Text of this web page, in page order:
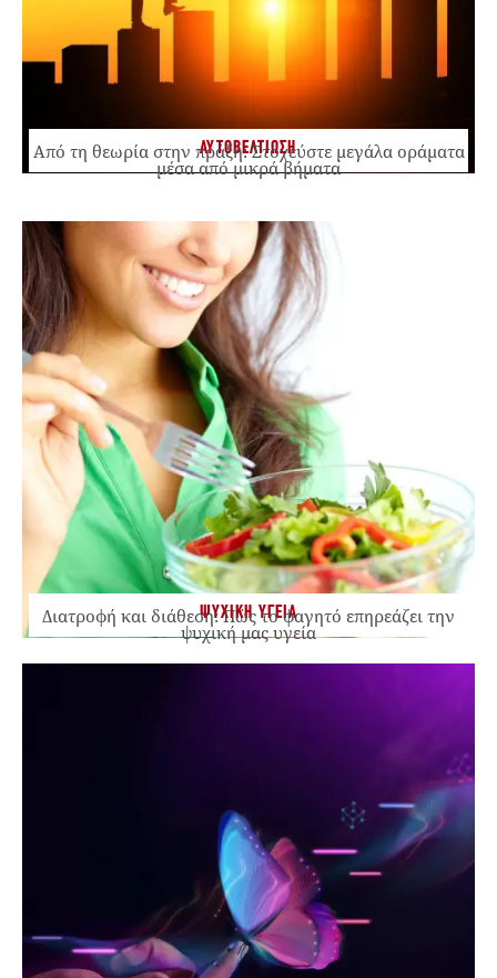
ΑΥΤΟΒΕΛΤΙΩΣΗ
Από τη θεωρία στην πράξη: Στοχεύστε μεγάλα οράματα
μέσα από μικρά βήματα
ΨΥΧΙΚΗ ΥΓΕΙΑ
Διατροφή και διάθεση: Πώς το φαγητό επηρεάζει την
ψυχική μας υγεία